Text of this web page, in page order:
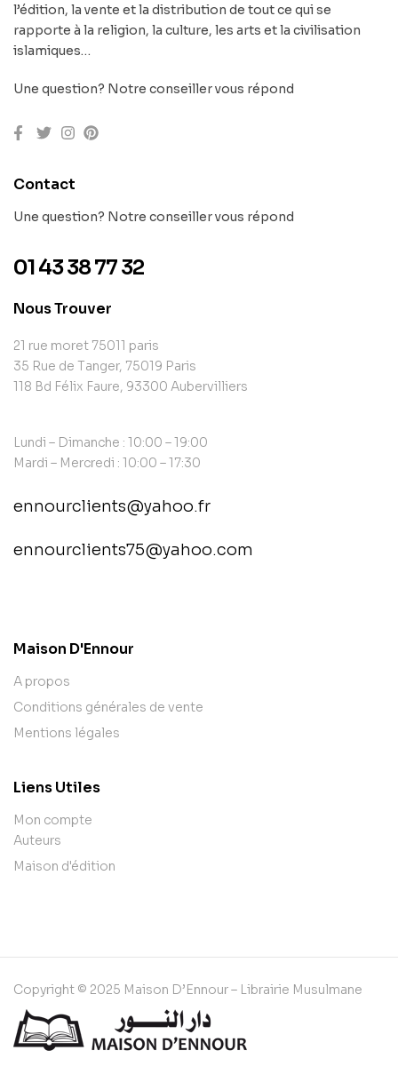
l’édition, la vente et la distribution de tout ce qui se
rapporte à la religion, la culture, les arts et la civilisation
islamiques…
Une question? Notre conseiller vous répond
Contact
Une question? Notre conseiller vous répond
01 43 38 77 32
Nous Trouver
21 rue moret 75011 paris
35 Rue de Tanger, 75019 Paris
118 Bd Félix Faure, 93300 Aubervilliers
Lundi – Dimanche : 10:00 – 19:00
Mardi – Mercredi : 10:00 – 17:30
ennourclients@yahoo.fr
ennourclients75@yahoo.com
Maison D'Ennour
A propos
Conditions générales de vente
Mentions légales
Liens Utiles
Mon compte
Auteurs
Maison d'édition
Copyright © 2025 Maison D’Ennour – Librairie Musulmane